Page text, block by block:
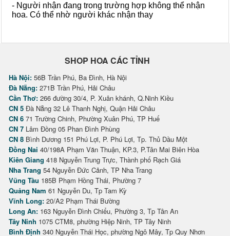
- Người nhận đang trong trường hợp không thể nhận
hoa. Có thể nhờ người khác nhận thay
SHOP HOA CÁC TỈNH
Hà Nội: 56B Trần Phú, Ba Đình, Hà Nội
Đà Nẵng: 271B Trần Phú, Hải Châu
Cần Thơ: 266 đường 30/4, P. Xuân khánh, Q.Ninh Kiều
CN 5 Đà Nẵng 32 Lê Thanh Nghị, Quận Hải Châu
CN 6 71 Trường Chinh, Phường Xuân Phú, TP Huế
CN 7 Lâm Đồng 05 Phan Đình Phùng
CN 8 Bình Dương 151 Phú Lợi, P. Phú Lợi, Tp. Thủ Dầu Một
Đồng Nai 40/198A Phạm Văn Thuận, KP.3, P.Tân Mai Biên Hòa
Kiên Giang 418 Nguyễn Trung Trực, Thành phố Rạch Giá
Nha Trang 54 Nguyễn Đức Cảnh, TP Nha Trang
Vũng Tàu 185B Phạm Hồng Thái, Phường 7
Quảng Nam 61 Nguyễn Du, Tp Tam Kỳ
Vĩnh Long: 20/A2 Phạm Thái Bường
Long An: 163 Nguyễn Đình Chiểu, Phường 3, Tp Tân An
Tây Ninh 1075 CTM8, phường Hiệp Ninh, TP Tây Ninh
Bình Định 340 Nguyễn Thái Học, phường Ngô Mây, Tp Quy Nhơn